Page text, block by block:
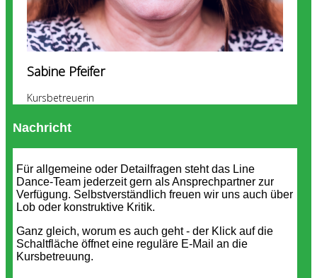
Sabine Pfeifer
Kursbetreuerin
Nachricht
Für allgemeine oder Detailfragen steht das Line
Dance-Team jederzeit gern als Ansprechpartner zur
Verfügung. Selbstverständlich freuen wir uns auch über
Lob oder konstruktive Kritik.
Ganz gleich, worum es auch geht - der Klick auf die
Schaltfläche öffnet eine reguläre E-Mail an die
Kursbetreuung.